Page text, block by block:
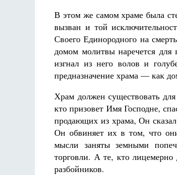
В этом же самом храме была
вызван и той
Своего Единородного на
домом молитвы наречется для
изгнал из него волов и
предназначение храма — как
Храм должен существовать
кто призовет Имя Господне,
продающих из храма, Он
Он обвиняет их в том, что
мысли заняты земными
торговли. А те, кто
разбойников.